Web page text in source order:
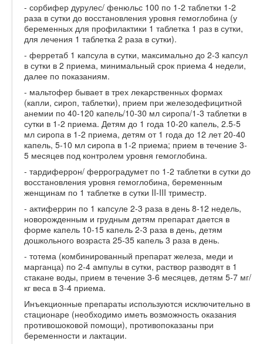
- сорбифер дурулес/ фенюльс 100 по 1-2 таблетки 1-2
раза в сутки до восстановления уровня гемоглобина (у
беременных для профилактики 1 таблетка 1 раз в сутки,
для лечения 1 таблетка 2 раза в сутки).
- ферретаб 1 капсула в сутки, максимально до 2-3 капсул
в сутки в 2 приема, минимальный срок приема 4 недели,
далее по показаниям.
- мальтофер бывает в трех лекарственных формах
(капли, сироп, таблетки), прием при железодефицитной
анемии по 40-120 капель/10-30 мл сиропа/1-3 таблетки в
сутки в 1-2 приема. Детям до 1 года 10-20 капель, 2.5-5
мл сиропа в 1-2 приема, детям от 1 года до 12 лет 20-40
капель, 5-10 мл сиропа в 1-2 приема; прием в течение 3-
5 месяцев под контролем уровня гемоглобина.
- тардиферрон/ ферроградумет по 1-2 таблетки в сутки до
восстановления уровня гемоглобина, беременным
женщинам по 1 таблетке в сутки II-III триместр.
- актиферрин по 1 капсуле 2-3 раза в день 8-12 недель,
новорожденным и грудным детям препарат дается в
форме капель 10-15 капель 2-3 раза в день, детям
дошкольного возраста 25-35 капель 3 раза в день.
- тотема (комбинированный препарат железа, меди и
марганца) по 2-4 ампулы в сутки, раствор разводят в 1
стакане воды, прием в течение 3-6 месяцев, детям 5-7 мг/
кг веса в 3-4 приема.
Инъекционные препараты используются исключительно в
стационаре (необходимо иметь возможность оказания
противошоковой помощи), противопоказаны при
беременности и лактации.